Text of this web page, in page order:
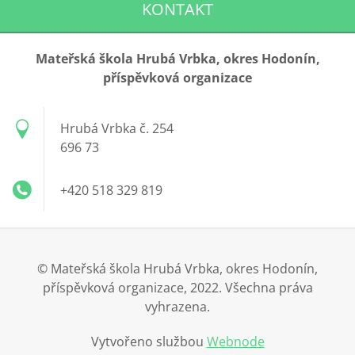
KONTAKT
Mateřská škola Hrubá Vrbka, okres Hodonín,
příspěvková organizace
Hrubá Vrbka č. 254
696 73
+420 518 329 819
© Mateřská škola Hrubá Vrbka, okres Hodonín,
příspěvková organizace, 2022. Všechna práva
vyhrazena.
Vytvořeno službou Webnode